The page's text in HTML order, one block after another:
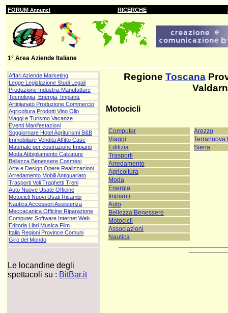
FORUM Annunci RICERCHE
1° Area Aziende Italiane
Affari Aziende Marketing
Legge Legislazione Studi Legali
Produzione Industria Manufatture
Tecnologia, Energia, Impianti,
Artigianato Produzione Commercio
Agricoltura Prodotti Vino Olio
Viaggi e Turismo Vacanze
Eventi Manifestazioni
Soggiornare Hotel Agriturismi B&B
Immobiliare Vendita Affitto Case
Materiale per costruzione Impianti
Moda Abbigliamento Calzature
Bellezza Benessere Cosmesi
Arte e Design Opere Realizzazioni
Arredamento Mobili Antiquariato
Trasporti Voli Traghetti Treni
Auto Nuove Usate Officine
Motocicli Nuovi Usati Ricambi
Nautica Accessori Assistenza
Meccacanica Officine Riparazione
Computer Software Internet Web
Editoria Libri Musica Film
Italia Regioni Province Comuni
Giro del Mondo
Le locandine degli
spettacoli su : BitBar.it
Regione Toscana
Motocicli
Computer
Viaggi
Edilizia
Trasporti
Arredamento
Agricoltura
Moda
Energia
Impianti
Auto
Bellezza Benessere
Motocicli
Associazioni
Nautica
Arezzo
Terranuova
Siena